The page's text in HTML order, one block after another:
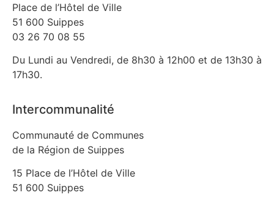
Place de l’Hôtel de Ville
51 600 Suippes
03 26 70 08 55
Du Lundi au Vendredi, de 8h30 à 12h00 et de 13h30 à
17h30.
Intercommunalité
Communauté de Communes
de la Région de Suippes
15 Place de l’Hôtel de Ville
51 600 Suippes